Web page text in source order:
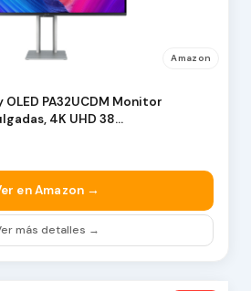
Amazon
PA32UCDM Monitor
4K UHD 38…
en Amazon →
más detalles →